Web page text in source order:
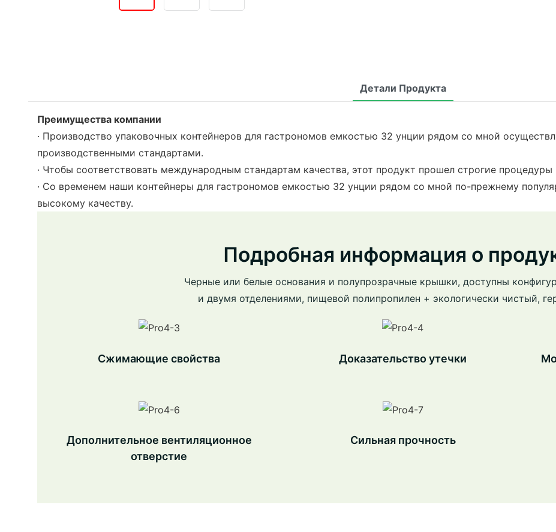
Детали Продукта
Преимущества компании
· Производство упаковочных контейнеров для гастрономов емкостью 32 унции рядом со мной
производственными стандартами.
· Чтобы соответствовать международным стандартам качества, этот продукт прошел строгие процедуры
· Со временем наши контейнеры для гастрономов емкостью 32 унции рядом со мной по-прежнему
высокому качеству.
Подробная информация о
Черные или белые основания и полупрозрачные крышки, доступны
и двумя отделениями, пищевой полипропилен + экологически чистый,
Сжимающие свойства Доказательство утечки
Дополнительное вентиляционное
отверстие
Сильная прочность